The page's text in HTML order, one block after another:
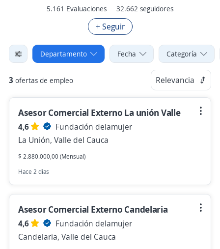
5.161 Evaluaciones 32.662 seguidores
+ Seguir
Departamento Fecha Categoría
3 ofertas de empleo Relevancia
Asesor Comercial Externo La unión Valle
4,6
Fundación delamujer
La Unión, Valle del Cauca
$ 2.880.000,00 (Mensual)
Hace 2 días
Asesor Comercial Externo Candelaria
4,6
Fundación delamujer
Candelaria, Valle del Cauca